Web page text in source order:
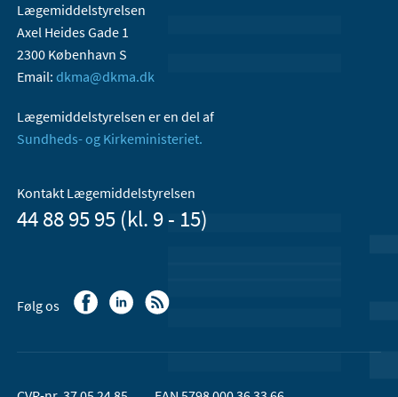
Lægemiddelstyrelsen
Axel Heides Gade 1
2300 København S
Email: dkma@dkma.dk
Lægemiddelstyrelsen er en del af
Sundheds- og Kirkeministeriet.
Kontakt Lægemiddelstyrelsen
44 88 95 95 (kl. 9 - 15)
Følg os